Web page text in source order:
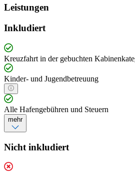
Leistungen
Inkludiert
Kreuzfahrt in der gebuchten
Kinder- und Jugendbetreuung
Alle Hafengebühren und Steuern
mehr
Nicht inkludiert